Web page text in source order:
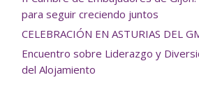
para seguir creciendo juntos
CELEBRACIÓN EN ASTURIAS DEL
Encuentro sobre Liderazgo y
del Alojamiento